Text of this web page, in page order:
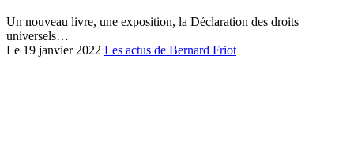
Un nouveau livre, une exposition, la Déclaration des droits
universels…
Le 19 janvier 2022 Les actus de Bernard Friot